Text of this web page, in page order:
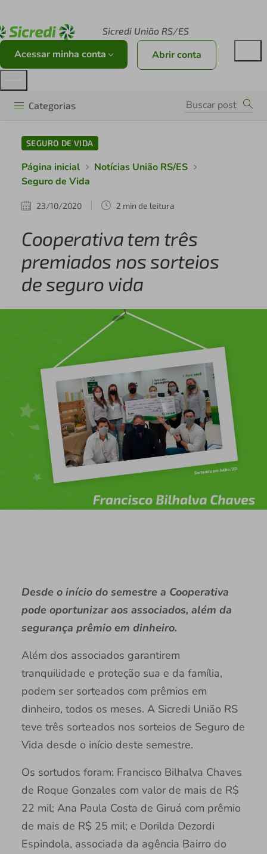
Sicredi União RS/ES
Acessar minha conta Abrir conta
Categorias
SEGURO DE VIDA
Página inicial
Notícias União RS/ES
Seguro de Vida
23/10/2020 2 min de leitura
Cooperativa tem três
premiados nos sorteios
de seguro vida
Desde o início do semestre a Cooperativa
pode oportunizar aos associados, além da
segurança prêmio em dinheiro.
Além dos associados garantirem
tranquilidade e proteção sua e da família,
podem ser sorteados com prêmios em
dinheiro, todos os meses. A Sicredi União RS
teve três sorteados nos sorteios de Seguro de
Vida desde o início deste semestre.
Os sortudos foram: Francisco Bilhalva Chaves
de Roque Gonzales com valor de mais de R$
22 mil; Ana Paula Costa de Giruá com prêmio
de mais de R$ 25 mil; e Dorilda Dezordi
Espindola, associada da agência Bairro do